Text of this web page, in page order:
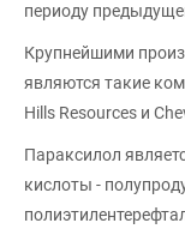
периоду
Крупнейшими
являются такие
Hills Resources и
Параксилол
кислоты -